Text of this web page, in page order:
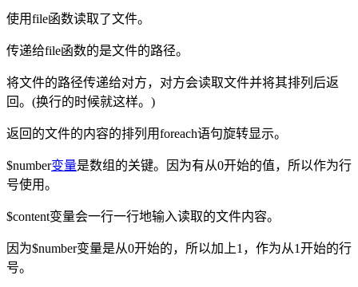
使用file函数读取了文件。
传递给file函数的是文件的路径。
将文件的路径传递给对方，对方会读取文件并将其排列后返
回。(换行的时候就这样。)
返回的文件的内容的排列用foreach语句旋转显示。
$number变量是数组的关键。因为有从0开始的值，所以作为行
号使用。
$content变量会一行一行地输入读取的文件内容。
因为$number变量是从0开始的，所以加上1，作为从1开始的行
号。